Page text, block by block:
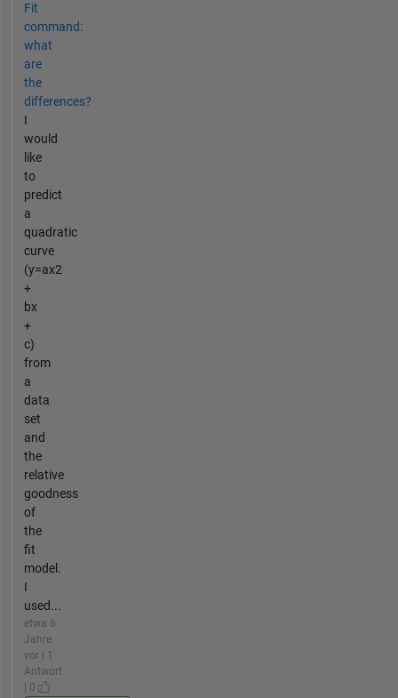
Fit
command:
what
are
the
differences?
I
would
like
to
predict
a
quadratic
curve
(y=ax2
+
bx
+
c)
from
a
data
set
and
the
relative
goodness
of
the
fit
model.
I
used...
etwa 6
Jahre
vor | 1
Antwort
| 0